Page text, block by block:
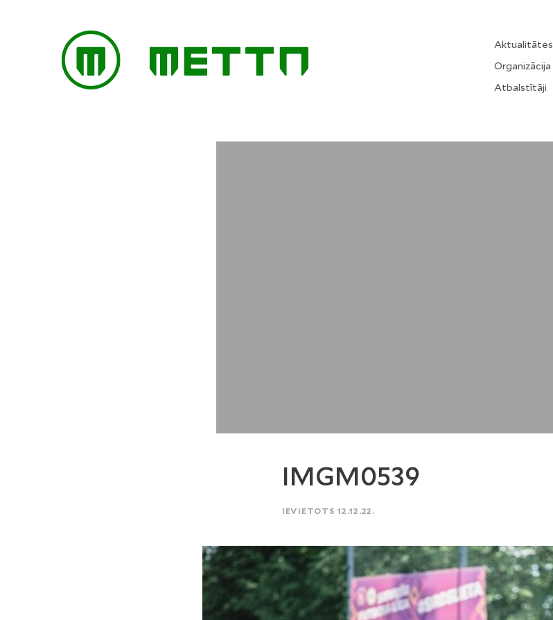
Aktualitātes
Organizācija
Atbalstītāji
IMGM0539
IEVIETOTS 12.12.22.